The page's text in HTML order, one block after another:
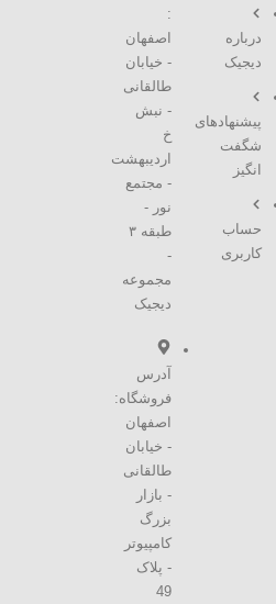
درباره
دیجیک
پیشنهادهای
شگفت
انگیز
حساب
کاربری
:
اصفهان
- خیابان
طالقانی
- نبش
خ
اردیبهشت
- مجتمع
نور -
طبقه ۳
-
مجموعه
دیجیک
آدرس
فروشگاه:
اصفهان
- خیابان
طالقانی
- بازار
بزرگ
کامپیوتر
- پلاک
49